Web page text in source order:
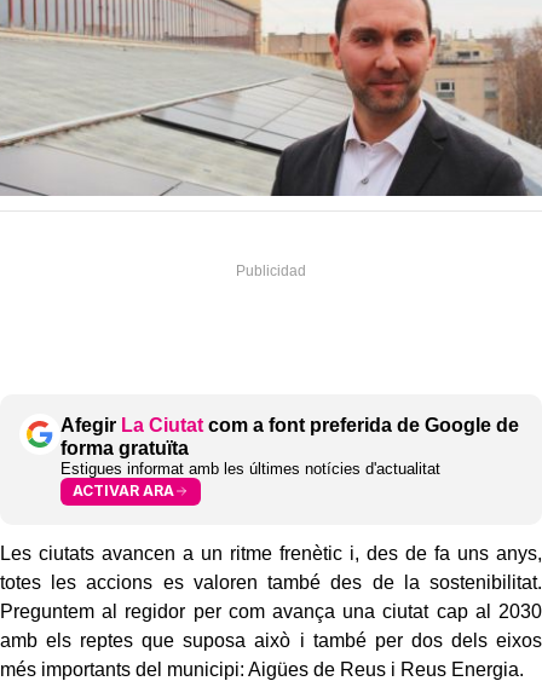
Afegir La Ciutat com a font preferida de Google de
forma gratuïta
Estigues informat amb les últimes notícies d'actualitat
ACTIVAR ARA
Les ciutats avancen a un ritme frenètic i, des de fa uns anys,
totes les accions es valoren també des de la sostenibilitat.
Preguntem al regidor per com avança una ciutat cap al 2030
amb els reptes que suposa això i també per dos dels eixos
més importants del municipi: Aigües de Reus i Reus Energia.